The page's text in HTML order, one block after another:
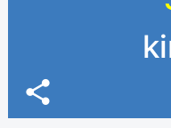
share